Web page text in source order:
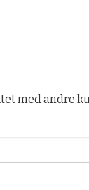
med andre